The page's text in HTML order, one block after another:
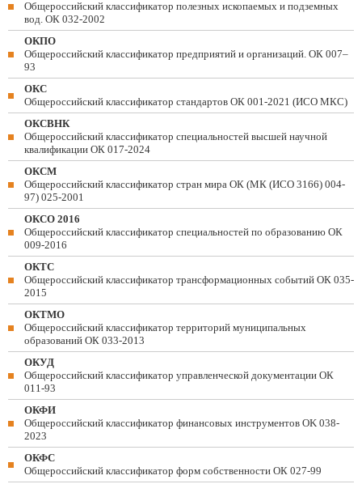
Общероссийский классификатор полезных ископаемых и подземных
вод. ОК 032-2002
ОКПО
Общероссийский классификатор предприятий и организаций. ОК 007–
93
ОКС
Общероссийский классификатор стандартов ОК 001-2021 (ИСО МКС)
ОКСВНК
Общероссийский классификатор специальностей высшей научной
квалификации ОК 017-2024
ОКСМ
Общероссийский классификатор стран мира ОК (МК (ИСО 3166) 004-
97) 025-2001
ОКСО 2016
Общероссийский классификатор специальностей по образованию ОК
009-2016
ОКТС
Общероссийский классификатор трансформационных событий ОК 035-
2015
ОКТМО
Общероссийский классификатор территорий муниципальных
образований ОК 033-2013
ОКУД
Общероссийский классификатор управленческой документации ОК
011-93
ОКФИ
Общероссийский классификатор финансовых инструментов OK 038-
2023
ОКФС
Общероссийский классификатор форм собственности ОК 027-99